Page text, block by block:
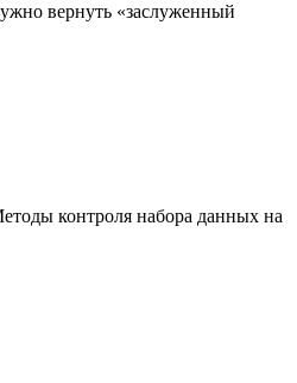
вернуть «заслуженный
контроля набора данных на